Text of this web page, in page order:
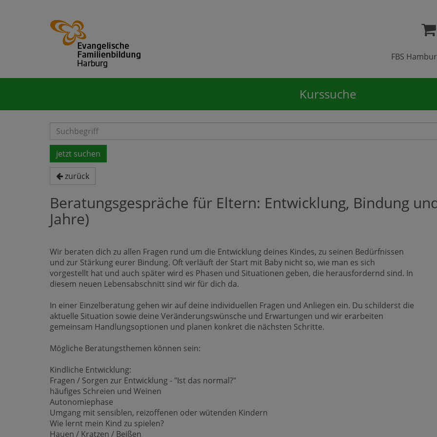
FBS
Kurssuche
zurück
Beratungsgespräche für Eltern: Entwicklung, Bindung
Jahre)
Wir beraten dich zu allen Fragen rund um die Entwicklung deines Kindes, zu seinen Bedürfnissen
und zur Stärkung eurer Bindung. Oft verläuft der Start mit Baby nicht so, wie man es sich
vorgestellt hat und auch später wird es Phasen und Situationen geben, die herausfordernd sind. In
diesem neuen Lebensabschnitt sind wir für dich da.
In einer Einzelberatung gehen wir auf deine individuellen Fragen und Anliegen ein. Du schilderst die
aktuelle Situation sowie deine Veränderungswünsche und Erwartungen und wir erarbeiten
gemeinsam Handlungsoptionen und planen konkret die nächsten Schritte.
Mögliche Beratungsthemen können sein:
Kindliche Entwicklung:
Fragen / Sorgen zur Entwicklung - "Ist das normal?"
häufiges Schreien und Weinen
Autonomiephase
Umgang mit sensiblen, reizoffenen oder wütenden Kindern
Wie lernt mein Kind zu spielen?
Hauen / Kratzen / Beißen